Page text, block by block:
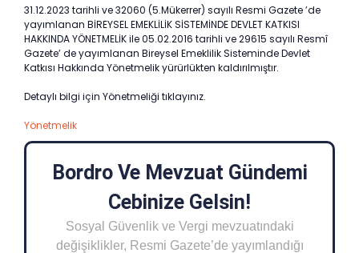
31.12.2023 tarihli ve 32060 (5.Mükerrer) sayılı Resmi Gazete ’de
yayımlanan BİREYSEL EMEKLİLİK SİSTEMİNDE DEVLET KATKISI
HAKKINDA YÖNETMELİK ile 05.02.2016 tarihli ve 29615 sayılı Resmî
Gazete’ de yayımlanan Bireysel Emeklilik Sisteminde Devlet
Katkısı Hakkında Yönetmelik yürürlükten kaldırılmıştır.
Detaylı bilgi için Yönetmeliği tıklayınız.
Yönetmelik
Bordro Ve Mevzuat Gündemi
Cebinize Gelsin!
Sosyal Güvenlik ve Vergi mevzuatındaki
değişiklikler, Resmi Gazete’de yayımlandığı